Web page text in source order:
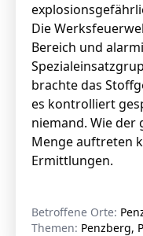
Wandern
Fotobox
Amphibienschutz
Team
Service
Nachgehört
Podcast
Zeit fürs
Handwerker
Die
Bereich und
brachte das
es kontrolliert
niemand. Wie
Menge auftreten
Ermittlungen.
Betroffene Orte:
Themen: Penzberg,